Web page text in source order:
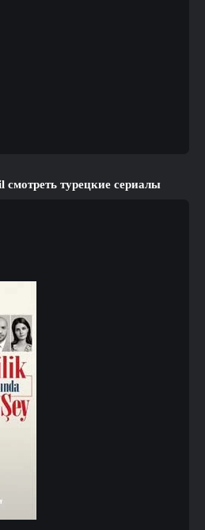
турецкие сериалы